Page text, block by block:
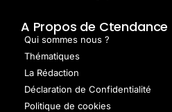
A Propos de Ctendance
Qui sommes nous ?
Thématiques
La Rédaction
Déclaration de Confidentialité
Politique de cookies